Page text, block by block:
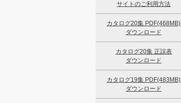
サイトのご利用方法
カタログ20集 PDF(468MB)
ダウンロード
カタログ20集 正誤表
ダウンロード
カタログ19集 PDF(483MB)
ダウンロード